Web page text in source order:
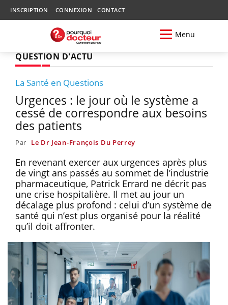
INSCRIPTION CONNEXION CONTACT
Menu
QUESTION D'ACTU
La Santé en Questions
Urgences : le jour où le système a
cessé de correspondre aux besoins
des patients
Par Le Dr Jean-François Du Perrey
En revenant exercer aux urgences après plus
de vingt ans passés au sommet de l’industrie
pharmaceutique, Patrick Errard ne décrit pas
une crise hospitalière. Il met au jour un
décalage plus profond : celui d’un système de
santé qui n’est plus organisé pour la réalité
qu’il doit affronter.